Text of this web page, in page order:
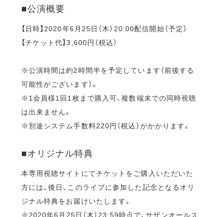
■公演概要
【日時】2020年6月25日（木）20:00配信開始（予定）
【チケット代】3,600円（税込）
※公演時間は約2時間半を予定しています（前後する
可能性がございます）。
※1会員様1回1枚まで購入可、複数端末での同時視聴
は出来ません。
※別途システム手数料220円（税込）がかかります。
■オリジナル特典
本専用視聴サイトにてチケットをご購入いただいた
方には、後日、このライブに参加した記念となるオリ
ジナル特典をお届けいたします。
※2020年6月25日（木）23:59時点で、サザンオールス